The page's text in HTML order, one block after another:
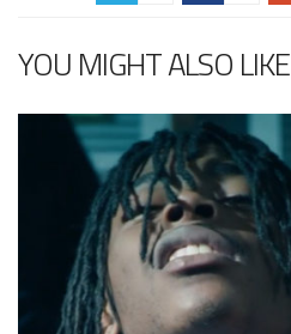
YOU MIGHT ALSO LIKE